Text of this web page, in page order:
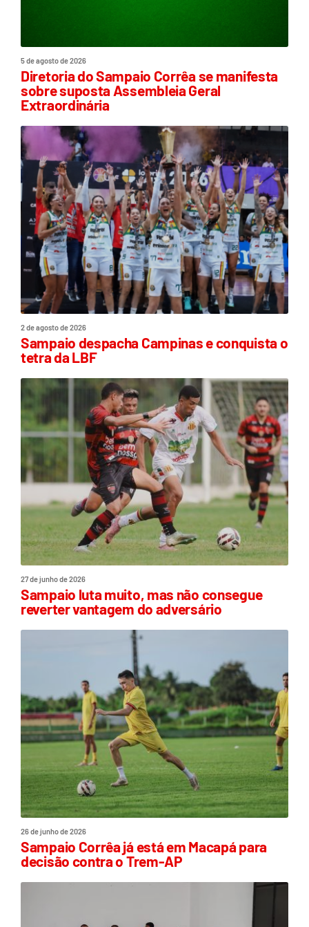
5 de agosto de 2026
Diretoria do Sampaio Corrêa se manifesta
sobre suposta Assembleia Geral
Extraordinária
2 de agosto de 2026
Sampaio despacha Campinas e conquista o
tetra da LBF
27 de junho de 2026
Sampaio luta muito, mas não consegue
reverter vantagem do adversário
26 de junho de 2026
Sampaio Corrêa já está em Macapá para
decisão contra o Trem-AP